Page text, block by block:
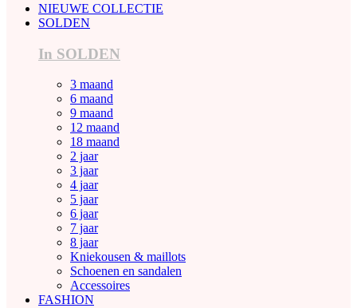
NIEUWE COLLECTIE
SOLDEN
In SOLDEN
3 maand
6 maand
9 maand
12 maand
18 maand
2 jaar
3 jaar
4 jaar
5 jaar
6 jaar
7 jaar
8 jaar
Kniekousen & maillots
Schoenen en sandalen
Accessoires
FASHION